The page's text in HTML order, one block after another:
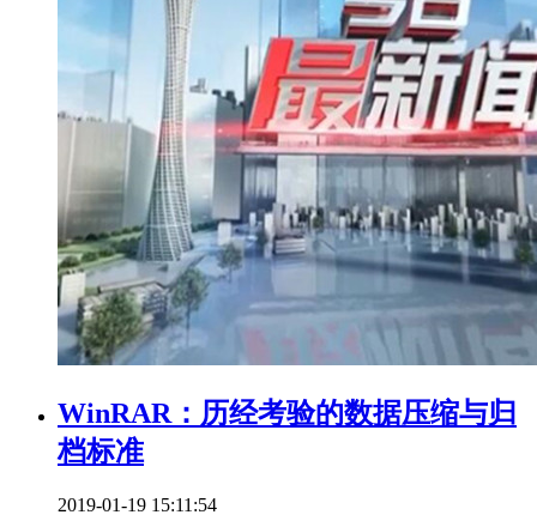
WinRAR：历经考验的数据压缩与归
档标准
2019-01-19 15:11:54